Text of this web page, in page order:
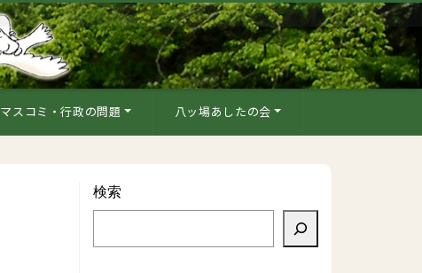
マスコミ・行政の問題 八ッ場あしたの会
検索